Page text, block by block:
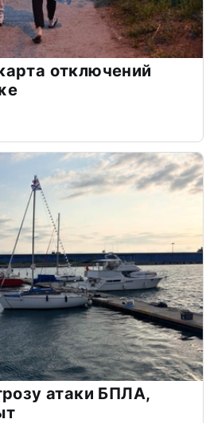
отключений
атаки БПЛА,